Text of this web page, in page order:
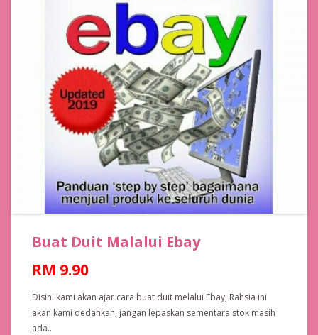
Buat Duit Malalui Ebay
RM 9.90
Disini kami akan ajar cara buat duit melalui Ebay, Rahsia ini
akan kami dedahkan, jangan lepaskan sementara stok masih
ada..